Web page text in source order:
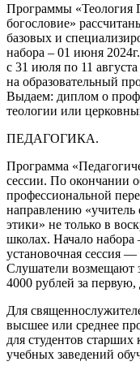
Программы «Теология
богословие»
базовых и
набора – 01 июня
с 31 июля по 11
на образовательный
Выдаем: диплом о
теологии или
ПЕДАГОГИКА.
Программа
сессии. По окончании
профессиональной
направлению «учитель
этики» не только в
школах. Начало набора
установочная сессия —
Слушатели возмещают
4000 рублей за
Для
высшее или среднее
для студентов
учебных заведений